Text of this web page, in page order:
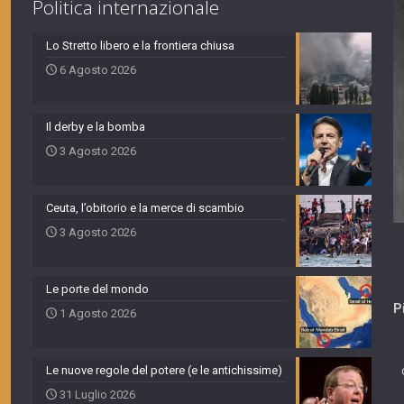
Politica internazionale
Lo Stretto libero e la frontiera chiusa
6 Agosto 2026
Il derby e la bomba
3 Agosto 2026
Ceuta, l’obitorio e la merce di scambio
3 Agosto 2026
Le porte del mondo
1 Agosto 2026
Le nuove regole del potere (e le antichissime)
31 Luglio 2026